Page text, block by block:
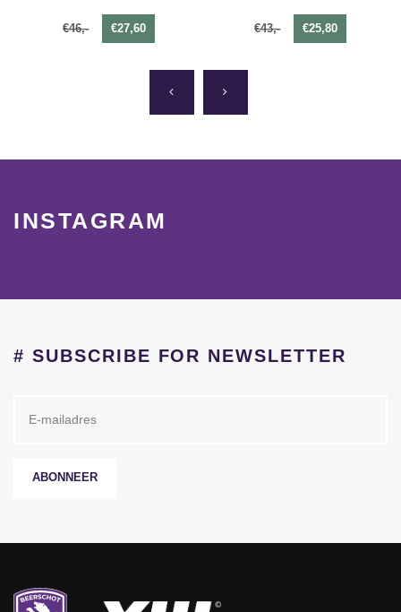
€46,- €27,60 €43,- €25,80
INSTAGRAM
# SUBSCRIBE FOR NEWSLETTER
ABONNEER